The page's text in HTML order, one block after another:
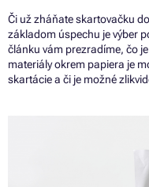
Či už zháňate skartovačku
základom úspechu je výber
článku vám prezradíme, čo
materiály okrem papiera je
skartácie a či je možné